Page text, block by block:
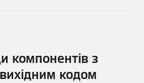
компонентів з
кодом